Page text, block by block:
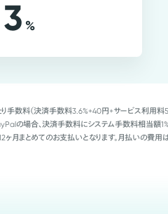
3 %
手数料（決済手数料3.6%+40円+サービス利用料
の場合、決済手数料にシステム手数料相当額1%
月まとめてのお支払いとなります。月払いの費用は